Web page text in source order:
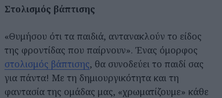
Στολισμός βάπτισης
«Θυμήσου ότι τα παιδιά, αντανακλούν το είδος
της φροντίδας που παίρνουν». Ένας όμορφος
στολισμός βάπτισης, θα συνοδεύει το παιδί σας
για πάντα! Με τη δημιουργικότητα και τη
φαντασία της ομάδας μας, «χρωματίζουμε» κάθε